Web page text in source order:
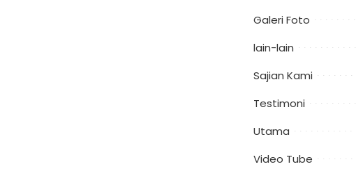
Galeri Foto
lain-lain
Sajian Kami
Testimoni
Utama
Video Tube